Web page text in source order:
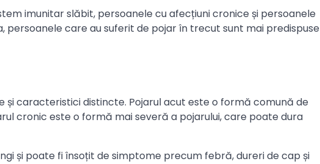
imunitar slăbit, persoanele cu afecțiuni cronice și persoanele
persoanele care au suferit de pojar în trecut sunt mai predispuse
și caracteristici distincte. Pojarul acut este o formă comună de
cronic este o formă mai severă a pojarului, care poate dura
și poate fi însoțit de simptome precum febră, dureri de cap și